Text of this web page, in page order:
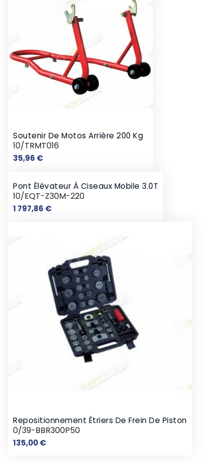
Soutenir De Motos Arrière 200 Kg
10/TRMT016
35,96 €Prix
Pont Élévateur À Ciseaux Mobile 3.0T
10/EQT-Z30M-220
1 797,86 €Prix
Repositionnement Étriers De Frein De Piston
0/39-BBR300P50
135,00 €Prix